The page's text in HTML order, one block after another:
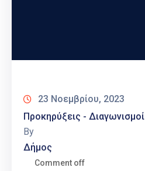
23 Νοεμβρίου, 2023
Προκηρύξεις - Διαγωνισμοί
By
Δήμος
Comment off